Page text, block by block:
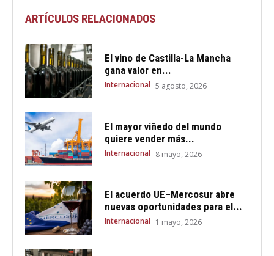
ARTÍCULOS RELACIONADOS
El vino de Castilla-La Mancha
gana valor en...
Internacional 5 agosto, 2026
El mayor viñedo del mundo
quiere vender más...
Internacional 8 mayo, 2026
El acuerdo UE–Mercosur abre
nuevas oportunidades para el...
Internacional 1 mayo, 2026